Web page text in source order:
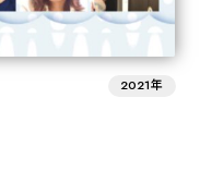
2021年